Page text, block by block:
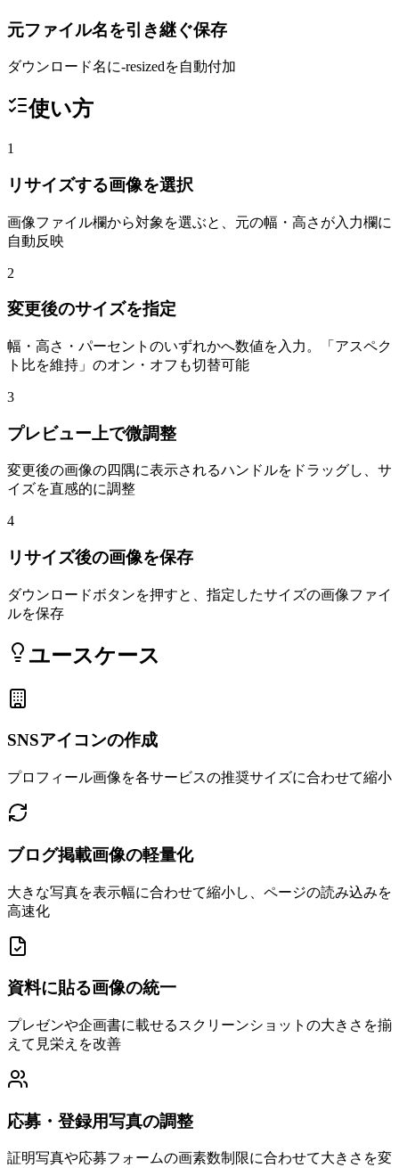
元ファイル名を引き継ぐ保存
ダウンロード名に-resizedを自動付加
使い方
1
リサイズする画像を選択
画像ファイル欄から対象を選ぶと、元の幅・高さが入力欄に
自動反映
2
変更後のサイズを指定
幅・高さ・パーセントのいずれかへ数値を入力。「アスペク
ト比を維持」のオン・オフも切替可能
3
プレビュー上で微調整
変更後の画像の四隅に表示されるハンドルをドラッグし、サ
イズを直感的に調整
4
リサイズ後の画像を保存
ダウンロードボタンを押すと、指定したサイズの画像ファイ
ルを保存
ユースケース
SNSアイコンの作成
プロフィール画像を各サービスの推奨サイズに合わせて縮小
ブログ掲載画像の軽量化
大きな写真を表示幅に合わせて縮小し、ページの読み込みを
高速化
資料に貼る画像の統一
プレゼンや企画書に載せるスクリーンショットの大きさを揃
えて見栄えを改善
応募・登録用写真の調整
証明写真や応募フォームの画素数制限に合わせて大きさを変